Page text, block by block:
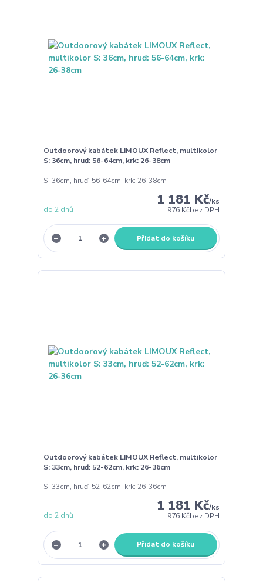
Outdoorový kabátek LIMOUX Reflect, multikolor
S: 36cm, hruď: 56-64cm, krk: 26-38cm
S: 36cm, hruď: 56-64cm, krk: 26-38cm
1 181 Kč/ks
976 Kčbez DPH
do 2 dnů
Přidat do košíku
Outdoorový kabátek LIMOUX Reflect, multikolor
S: 33cm, hruď: 52-62cm, krk: 26-36cm
S: 33cm, hruď: 52-62cm, krk: 26-36cm
1 181 Kč/ks
976 Kčbez DPH
do 2 dnů
Přidat do košíku